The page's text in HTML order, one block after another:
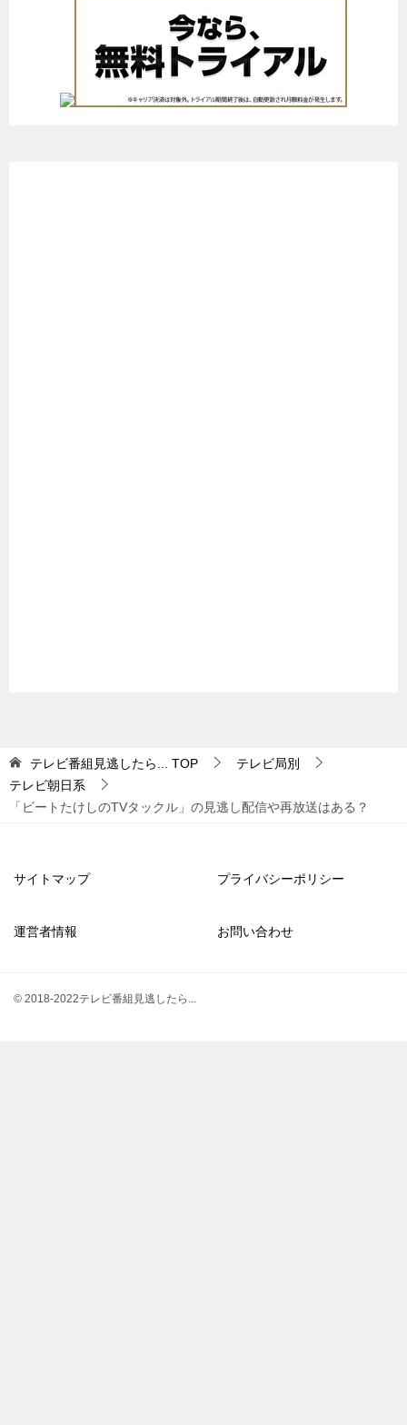
テレビ番組見逃したら... TOP
テレビ局別
テレビ朝日系
「ビートたけしのTVタックル」の見逃し配信や再放送はある？
サイトマップ プライバシーポリシー
運営者情報 お問い合わせ
© 2018-2022テレビ番組見逃したら...